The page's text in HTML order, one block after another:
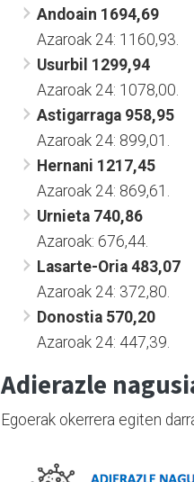
Andoain 1694,69
Azaroak 24: 1160,93.
Usurbil 1299,94
Azaroak 24: 1078,00.
Astigarraga 958,95
Azaroak 24: 899,01.
Hernani 1217,45
Azaroak 24: 869,61.
Urnieta 740,86
Azaroak: 676,44.
Lasarte-Oria 483,07
Azaroak 24: 372,80.
Donostia 570,20
Azaroak 24: 447,39.
Adierazle
Egoerak okerrera egiten